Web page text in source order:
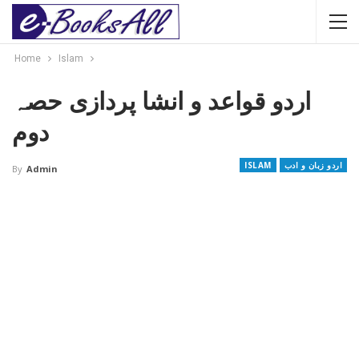
Home Islam
اردو قواعد و انشا پردازی حصہ
دوم
ISLAM اردو زبان و ادب By Admin